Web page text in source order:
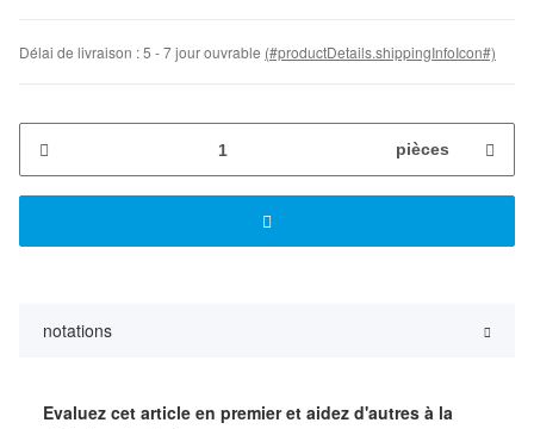
Délai de livraison :5 - 7 jour ouvrable (#productDetails.shippingInfoIcon#)
pièces
notations
Evaluez cet article en premier et aidez d'autres à la